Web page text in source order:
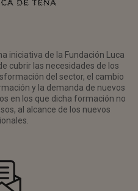
iniciativa de la Fundación Luca
cubrir las necesidades de los
del sector, el cambio
y la demanda de nuevos
en los que dicha formación no
al alcance de los nuevos